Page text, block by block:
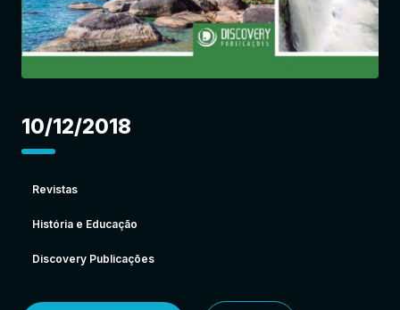
10/12/2018
Revistas
História e Educação
Discovery Publicações